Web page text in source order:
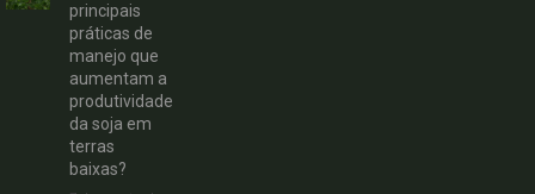
principais
práticas de
manejo que
aumentam a
produtividade
da soja em
terras
baixas?